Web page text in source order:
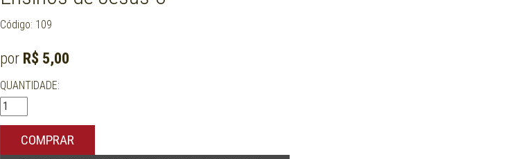
Código: 109
por R$ 5,00
QUANTIDADE:
COMPRAR